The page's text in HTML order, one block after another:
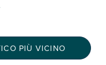
PIÙ VICINO